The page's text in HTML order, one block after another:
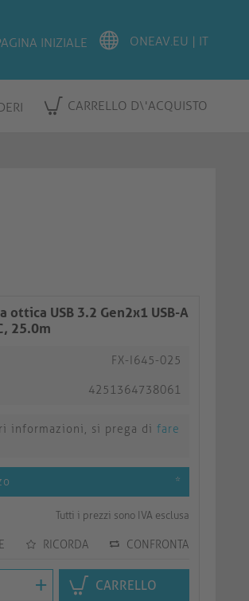
INIZIALE
CARRELLO D\'ACQUISTO
ottica USB 3.2 Gen2x1 USB-A
25.0m
FX-I645-025
4251364738061
informazioni, si prega di fare
*
Tutti i prezzi sono IVA esclusa
RICORDA CONFRONTA
+ CARRELLO